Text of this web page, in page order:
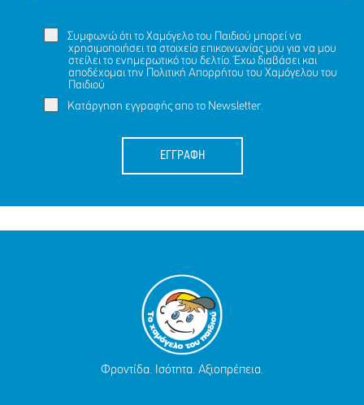
Συμφωνώ ότι το Χαμόγελο του Παιδιού μπορεί να
χρησιμοποιήσει τα στοιχεία επικοινωνίας μου για να μου
στείλει το ενημερωτικό του δελτίο. Έχω διαβάσει και
αποδέχομαι την Πολιτική Απορρήτου του Χαμόγελου του
Παιδιού
Κατάργηση εγγραφής απο το Newsletter.
ΕΓΓΡΑΦΗ
Φροντίδα. Ισότητα. Αξιοπρέπεια.